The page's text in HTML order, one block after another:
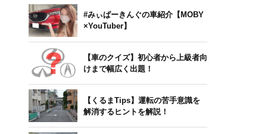
#みぃぱーきんぐの車紹介【MOBY
×YouTuber】
【車のクイズ】初心者から上級者向
けまで幅広く出題！
【くるまTips】運転の苦手意識を
解消するヒントを解説！